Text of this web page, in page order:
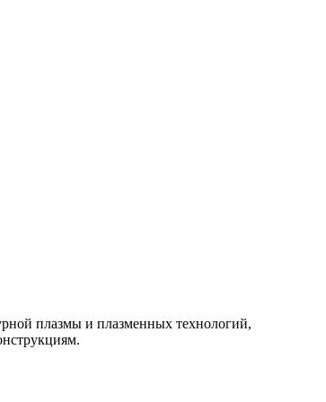
плазмы и плазменных технологий,